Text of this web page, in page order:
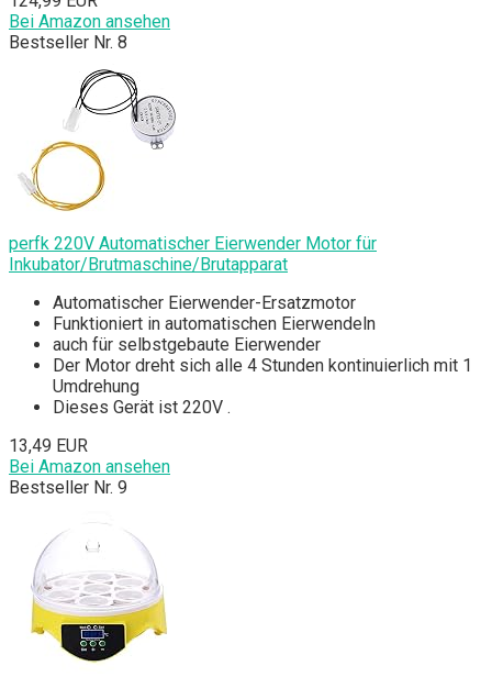
Bei Amazon ansehen
Bestseller Nr. 8
perfk 220V Automatischer Eierwender Motor für
Inkubator/Brutmaschine/Brutapparat
Automatischer Eierwender-Ersatzmotor
Funktioniert in automatischen Eierwendeln
auch für selbstgebaute Eierwender
Der Motor dreht sich alle 4 Stunden kontinuierlich mit 1
Umdrehung
Dieses Gerät ist 220V .
13,49 EUR
Bei Amazon ansehen
Bestseller Nr. 9